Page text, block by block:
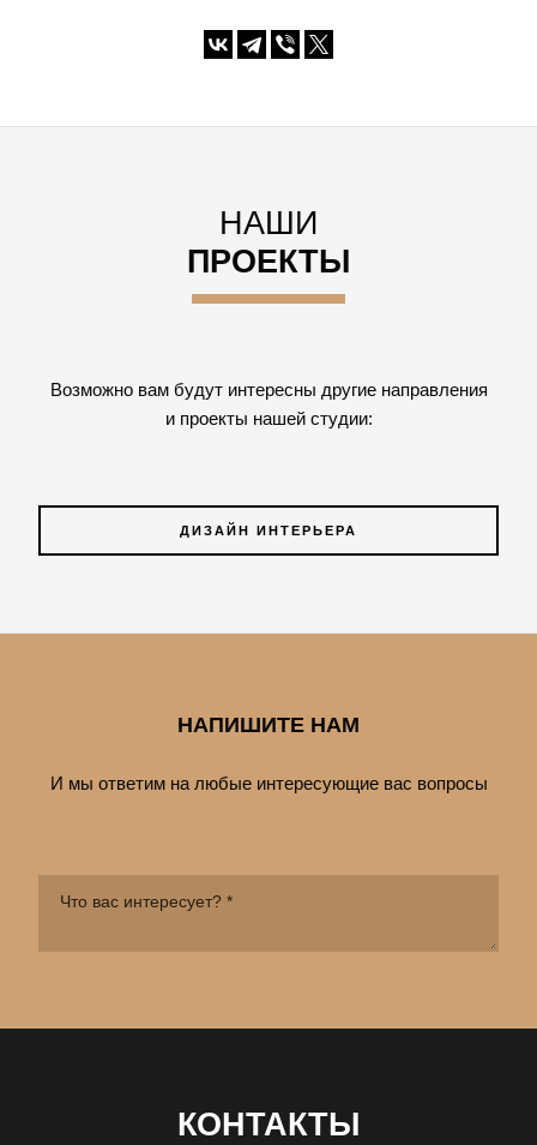
НАШИ
ПРОЕКТЫ
Возможно вам будут интересны другие направления
и проекты нашей студии:
ДИЗАЙН ИНТЕРЬЕРА
НАПИШИТЕ НАМ
И мы ответим на любые интересующие вас вопросы
КОНТАКТЫ